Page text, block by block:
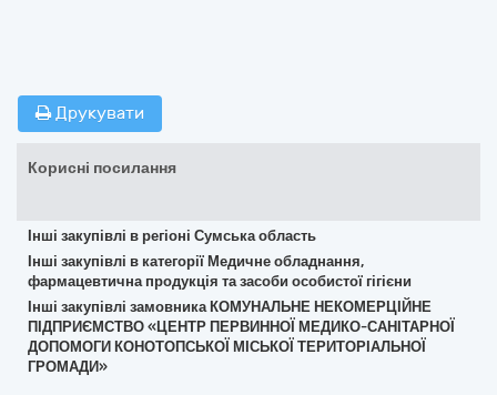
Друкувати
Корисні посилання
Інші закупівлі в регіоні Сумська область
Інші закупівлі в категорії Медичне обладнання,
фармацевтична продукція та засоби особистої гігієни
Інші закупівлі замовника КОМУНАЛЬНЕ НЕКОМЕРЦІЙНЕ
ПІДПРИЄМСТВО «ЦЕНТР ПЕРВИННОЇ МЕДИКО-САНІТАРНОЇ
ДОПОМОГИ КОНОТОПСЬКОЇ МІСЬКОЇ ТЕРИТОРІАЛЬНОЇ
ГРОМАДИ»